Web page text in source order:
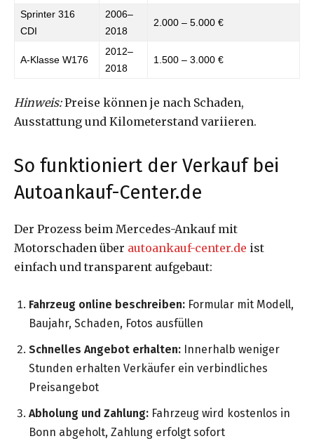
Sprinter 316
CDI
2006–
2018
2.000 – 5.000 €
A-Klasse W176
2012–
2018
1.500 – 3.000 €
Hinweis:Preise können je nach Schaden,
Ausstattung und Kilometerstand variieren.
So funktioniert der Verkauf bei
Autoankauf-Center.de
Der Prozess beim Mercedes-Ankauf mit
Motorschaden über autoankauf-center.de ist
einfach und transparent aufgebaut:
Fahrzeug online beschreiben: Formular mit Modell,
Baujahr, Schaden, Fotos ausfüllen
Schnelles Angebot erhalten: Innerhalb weniger
Stunden erhalten Verkäufer ein verbindliches
Preisangebot
Abholung und Zahlung: Fahrzeug wird kostenlos in
Bonn abgeholt, Zahlung erfolgt sofort